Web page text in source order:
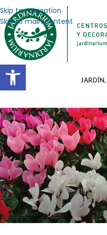
Abrir barra de herramientas
Skip to navigation
Skip to main content